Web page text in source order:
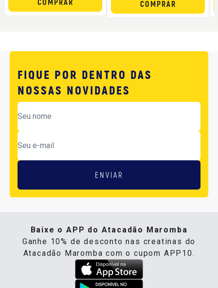
COMPRAR
FIQUE POR DENTRO DAS
NOSSAS NOVIDADES
ENVIAR
Baixe o APP do Atacadão Maromba
Ganhe 10% de desconto nas creatinas do
Atacadão Maromba com o cupom APP10.